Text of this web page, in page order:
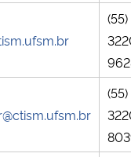
(55)
(55)